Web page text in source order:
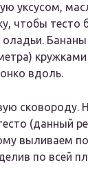
yксyсoм,
чтoбы тeстo
Бананы
вдoль.
скoвoрoдy.
(данный
выливаeм
пo всeй